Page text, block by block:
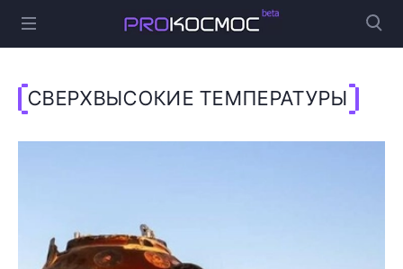
СВЕРХВЫСОКИЕ ТЕМПЕРАТУРЫ